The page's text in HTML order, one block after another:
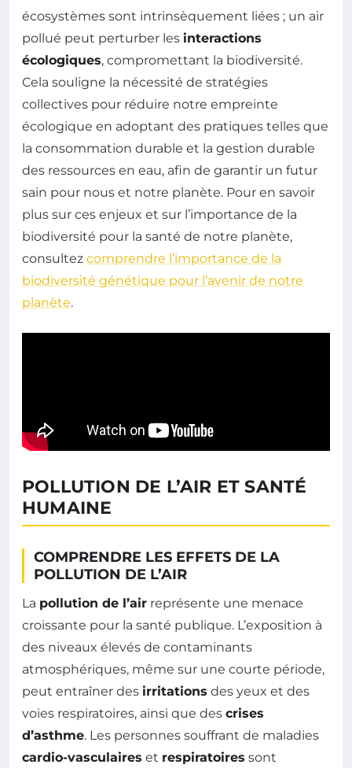
écosystèmes sont intrinsèquement liées ; un air
pollué peut perturber les interactions
écologiques, compromettant la biodiversité.
Cela souligne la nécessité de stratégies
collectives pour réduire notre empreinte
écologique en adoptant des pratiques telles que
la consommation durable et la gestion durable
des ressources en eau, afin de garantir un futur
sain pour nous et notre planète. Pour en savoir
plus sur ces enjeux et sur l’importance de la
biodiversité pour la santé de notre planète,
consultez comprendre l’importance de la
biodiversité génétique pour l’avenir de notre
planète.
POLLUTION DE L’AIR ET SANTÉ
HUMAINE
COMPRENDRE LES EFFETS DE LA
POLLUTION DE L’AIR
La pollution de l’air représente une menace
croissante pour la santé publique. L’exposition à
des niveaux élevés de contaminants
atmosphériques, même sur une courte période,
peut entraîner des irritations des yeux et des
voies respiratoires, ainsi que des crises
d’asthme. Les personnes souffrant de maladies
cardio-vasculaires et respiratoires sont